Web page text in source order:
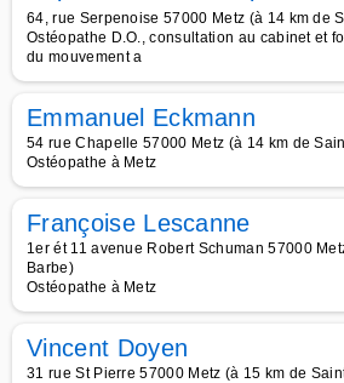
64, rue Serpenoise 57000 Metz (à 14 km de
Ostéopathe D.O., consultation au cabinet et
du mouvement a
Emmanuel Eckmann
54 rue Chapelle 57000 Metz (à 14 km de
Ostéopathe à Metz
Françoise Lescanne
1er ét 11 avenue Robert Schuman 57000
Barbe)
Ostéopathe à Metz
Vincent Doyen
31 rue St Pierre 57000 Metz (à 15 km de